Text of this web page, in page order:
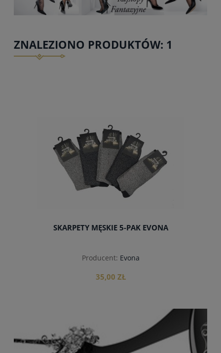
ZNALEZIONO PRODUKTÓW: 1
SKARPETY MĘSKIE 5-PAK EVONA
Producent: Evona
35,00 ZŁ
do koszyka